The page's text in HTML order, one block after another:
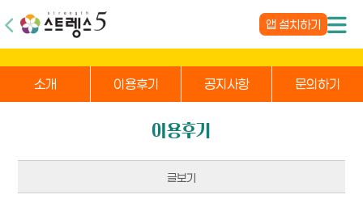
앱 설치하기
소개 이용후기 공지사항 문의하기
이용후기
글보기